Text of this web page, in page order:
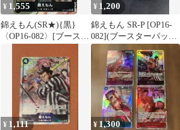
¥ 1,555
錦えもん(SR★){黒}
〈OP16-082〉[ブースタ
【OP-16】]
¥ 1,200
錦えもん SR-P [OP16-
082](ブースターパック
「決戦の刻」)
¥ 1,111 ¥ 1,300